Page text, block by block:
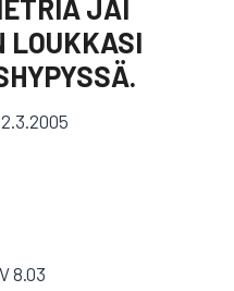
JÄI
LOUKKASI
8.03